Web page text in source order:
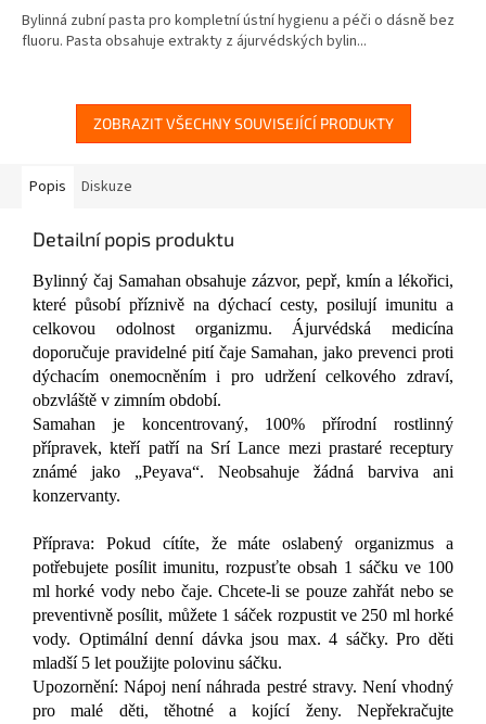
z
5
Bylinná zubní pasta pro kompletní ústní hygienu a péči o dásně bez
fluoru. Pasta obsahuje extrakty z ájurvédských bylin...
ZOBRAZIT VŠECHNY SOUVISEJÍCÍ PRODUKTY
Popis Diskuze
Detailní popis produktu
Bylinný čaj Samahan obsahuje zázvor, pepř, kmín a lékořici,
které působí příznivě na dýchací cesty, posilují imunitu a
celkovou odolnost organizmu. Ájurvédská medicína
doporučuje pravidelné pití čaje Samahan, jako prevenci proti
dýchacím onemocněním i pro udržení celkového zdraví,
obzvláště v zimním období.
Samahan je koncentrovaný, 100% přírodní rostlinný
přípravek, kteří patří na Srí Lance mezi prastaré receptury
známé jako „Peyava“. Neobsahuje žádná barviva ani
konzervanty.
Příprava: Pokud cítíte, že máte oslabený organizmus a
potřebujete posílit imunitu, rozpusťte obsah 1 sáčku ve 100
ml horké vody nebo čaje. Chcete-li se pouze zahřát nebo se
preventivně posílit, můžete 1 sáček rozpustit ve 250 ml horké
vody. Optimální denní dávka jsou max. 4 sáčky. Pro děti
mladší 5 let použijte polovinu sáčku.
Upozornění: Nápoj není náhrada pestré stravy. Není vhodný
pro malé děti, těhotné a kojící ženy. Nepřekračujte